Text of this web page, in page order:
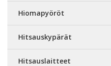
Hiomapyöröt
Hitsauskypärät
Hitsauslaitteet